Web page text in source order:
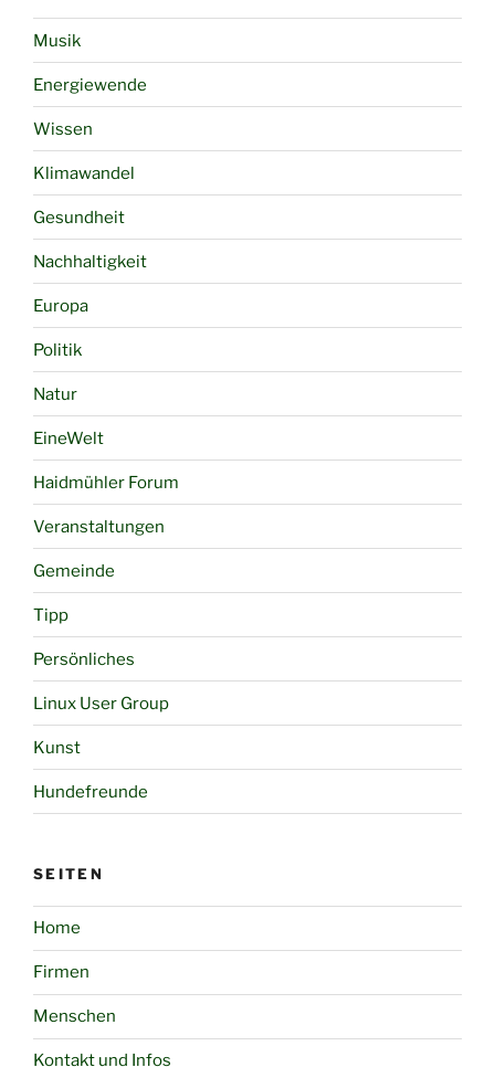
Musik
Energiewende
Wissen
Klimawandel
Gesundheit
Nachhaltigkeit
Europa
Politik
Natur
EineWelt
Haidmühler Forum
Veranstaltungen
Gemeinde
Tipp
Persönliches
Linux User Group
Kunst
Hundefreunde
SEITEN
Home
Firmen
Menschen
Kontakt und Infos